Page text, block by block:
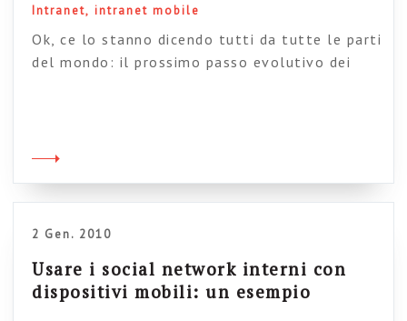
Intranet intranet mobile
Ok, ce lo stanno dicendo tutti da tutte le parti
del mondo: il prossimo passo evolutivo dei
attesa della intranet mobile. Se Oscar Berg
2 Gen. 2010
Usare i social network interni con
dispositivi mobili: un esempio